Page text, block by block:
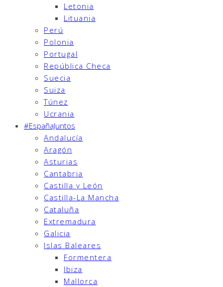
Letonia
Lituania
Perú
Polonia
Portugal
República Checa
Suecia
Suiza
Túnez
Ucrania
#EspañaJuntos
Andalucía
Aragón
Asturias
Cantabria
Castilla y León
Castilla-La Mancha
Cataluña
Extremadura
Galicia
Islas Baleares
Formentera
Ibiza
Mallorca